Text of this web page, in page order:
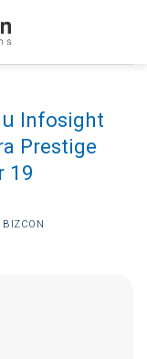
น Infosight
Prestige
19
BIZCON